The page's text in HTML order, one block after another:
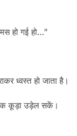
हो गई हो…”
ध्वस्त हो जाता है।
कूड़ा उड़ेल सकें।